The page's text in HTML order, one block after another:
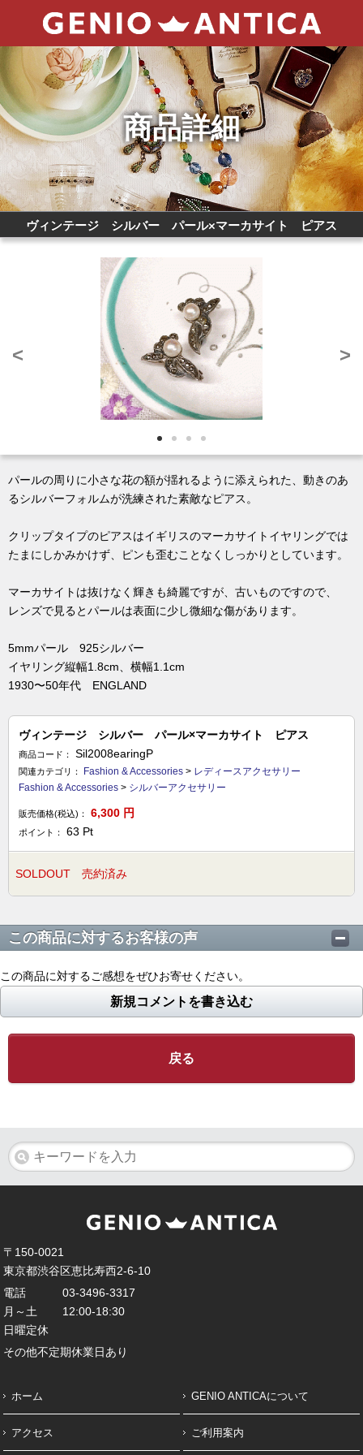
商品詳細
ヴィンテージ シルバー パール×マーカサイト ピアス
< >
パールの周りに小さな花の額が揺れるように添えられた、動きのあ
るシルバーフォルムが洗練された素敵なピアス。
クリップタイプのピアスはイギリスのマーカサイトイヤリングでは
たまにしかみかけず、ピンも歪むことなくしっかりとしています。
マーカサイトは抜けなく輝きも綺麗ですが、古いものですので、
レンズで見るとパールは表面に少し微細な傷があります。
5mmパール 925シルバー
イヤリング縦幅1.8cm、横幅1.1cm
1930〜50年代 ENGLAND
ヴィンテージ シルバー パール×マーカサイト ピアス
商品コード： Sil2008earingP
関連カテゴリ： Fashion & Accessories > レディースアクセサリー
Fashion & Accessories > シルバーアクセサリー
販売価格(税込)： 6,300 円
ポイント： 63 Pt
SOLDOUT 売約済み
この商品に対するお客様の声
この商品に対するご感想をぜひお寄せください。
新規コメントを書き込む
戻る
〒150-0021
東京都渋谷区恵比寿西2-6-10
電話
03-3496-3317
月～土
12:00-18:30
日曜定休
その他不定期休業日あり
ホーム GENIO ANTICAについて
アクセス ご利用案内